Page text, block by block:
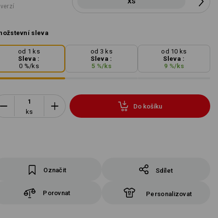
sleva
od 1 ks
Sleva :
0 %/ks
od 3 ks
Sleva :
5 %/ ks
od 10 ks
Sleva :
9 %/ ks
ks
Do košíku
Označit Sdílet
Porovnat Personalizovat